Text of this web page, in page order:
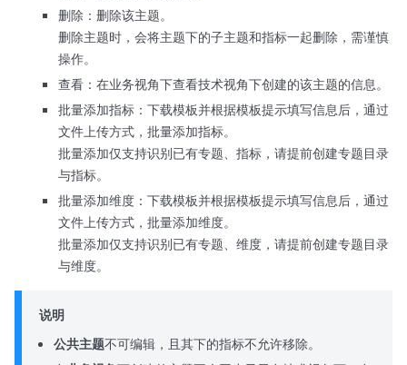
删除：删除该主题。
删除主题时，会将主题下的子主题和指标一起删除，需谨慎
操作。
查看：在业务视角下查看技术视角下创建的该主题的信息。
批量添加指标：下载模板并根据模板提示填写信息后，通过
文件上传方式，批量添加指标。
批量添加仅支持识别已有专题、指标，请提前创建专题目录
与指标。
批量添加维度：下载模板并根据模板提示填写信息后，通过
文件上传方式，批量添加维度。
批量添加仅支持识别已有专题、维度，请提前创建专题目录
与维度。
说明
公共主题不可编辑，且其下的指标不允许移除。